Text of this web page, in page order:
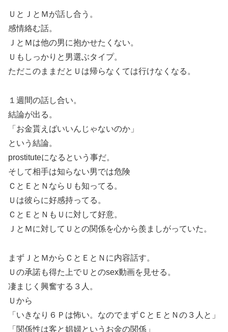
ＵとＪとＭが話し合う。
感情絡む話。
ＪとＭは他の男に抱かせたくない。
Ｕもしっかりと男選ぶタイプ。
ただこのままだとＵは帰らなくては行けなくなる。
１週間の話し合い。
結論が出る。
「お金貰えばいいんじゃないのか」
という結論。
prostituteになるという事だ。
そして相手は知らない男では危険
ＣとＥとＮならＵも知ってる。
Ｕは彼らに好感持ってる。
ＣとＥとＮもＵに対して好意。
ＪとＭに対してＵとの関係を心から羨ましがっていた。
まずＪとＭからＣとＥとＮに内容話す。
Ｕの承諾も得た上でＵとのsex動画を見せる。
凄まじく興奮する３人。
Ｕから
「いきなり６Ｐは怖い。なのでまずＣとＥとＮの３人と」
「関係性は客と娼婦というお金の関係」